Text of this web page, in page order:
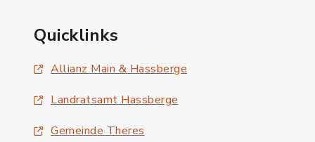
Quicklinks
Allianz Main & Hassberge
Landratsamt Hassberge
Gemeinde Theres